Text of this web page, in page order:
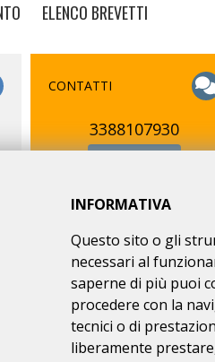
ELENCO BREVETTI
CONTATTI
3388107930
STRADE DELLE MINIERE
DI PASQUA
DEI NEBRODI
INFORMATIVA
Questo sito o gli
necessari al
saperne di più puoi
procedere con la
tecnici o di
liberamente